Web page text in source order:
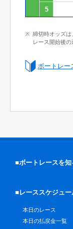
5
締切時オッズ
レース開始後の
ボートレー
■ボートレースを
■レーススケジュー
本日のレース
本日の払戻金一覧